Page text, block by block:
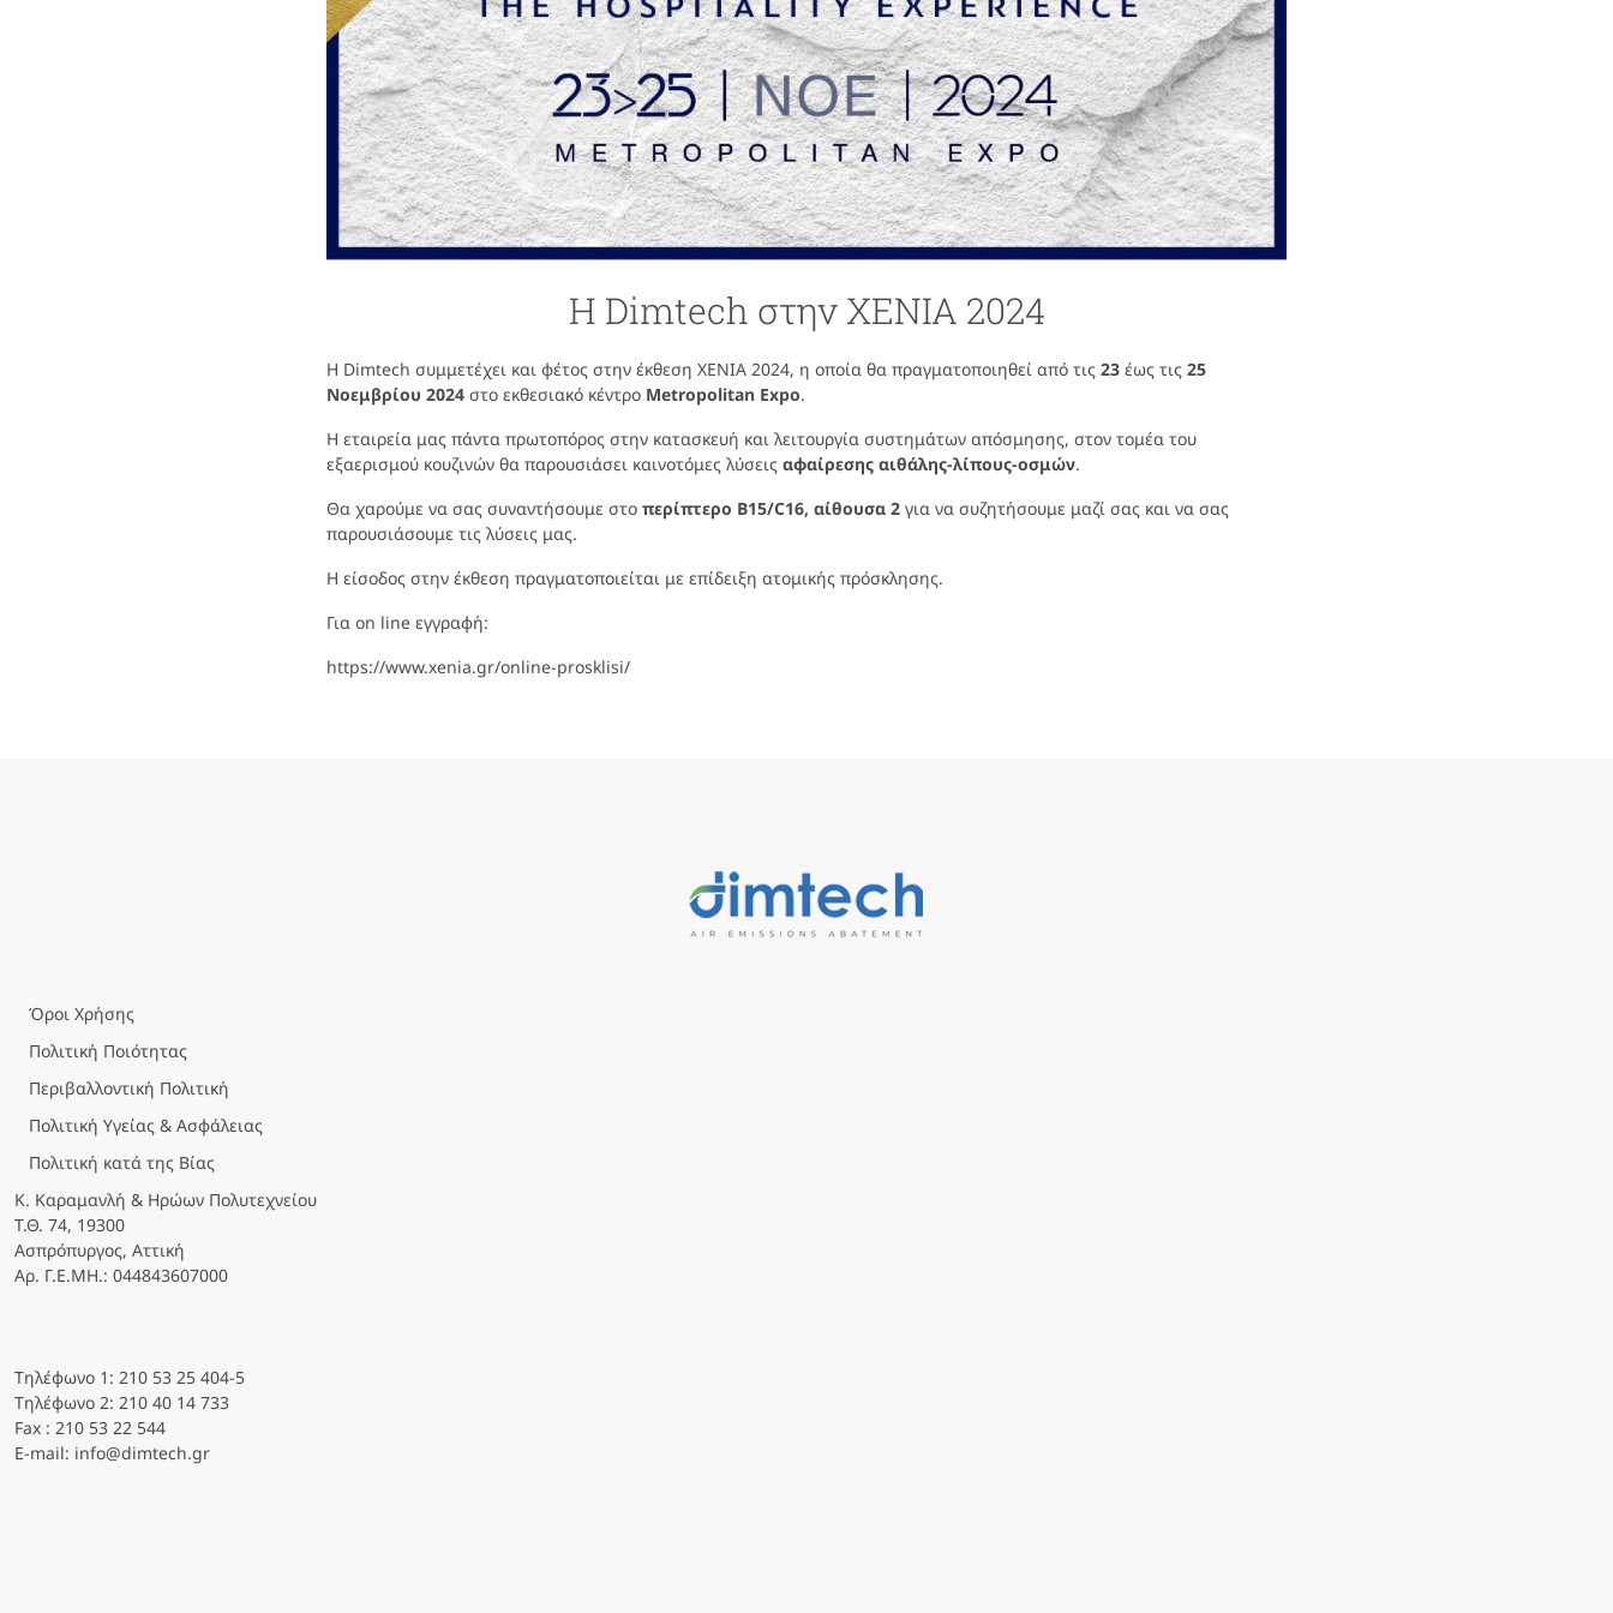
Η Dimtech στην XENIA 2024
Η Dimtech συμμετέχει και φέτος στην έκθεση XENIA 2024, η οποία θα πραγματοποιηθεί από τις 23 έως τις 25
Νοεμβρίου 2024 στο εκθεσιακό κέντρο Metropolitan Expo.
Η εταιρεία μας πάντα πρωτοπόρος στην κατασκευή και λειτουργία συστημάτων απόσμησης, στον τομέα του
εξαερισμού κουζινών θα παρουσιάσει καινοτόμες λύσεις αφαίρεσης αιθάλης-λίπους-οσμών.
Θα χαρούμε να σας συναντήσουμε στο περίπτερο B15/C16, αίθουσα 2 για να συζητήσουμε μαζί σας και να σας
παρουσιάσουμε τις λύσεις μας.
Η είσοδος στην έκθεση πραγματοποιείται με επίδειξη ατομικής πρόσκλησης.
Για on line εγγραφή:
https://www.xenia.gr/online-prosklisi/
Όροι Χρήσης
Πολιτική Ποιότητας
Περιβαλλοντική Πολιτική
Πολιτική Υγείας & Ασφάλειας
Πολιτική κατά της Βίας
Κ. Καραμανλή & Ηρώων Πολυτεχνείου
Τ.Θ. 74, 19300
Ασπρόπυργος, Αττική
Αρ. Γ.Ε.ΜΗ.: 044843607000
Τηλέφωνο 1: 210 53 25 404-5
Τηλέφωνο 2: 210 40 14 733
Fax : 210 53 22 544
E-mail: info@dimtech.gr